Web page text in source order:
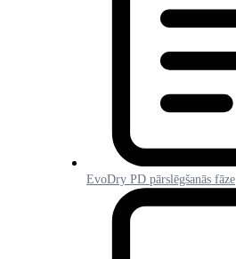
EvoDry PD pārslēgšanās fāze